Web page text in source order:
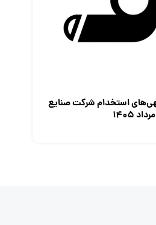
استخدام شرکت صنایع